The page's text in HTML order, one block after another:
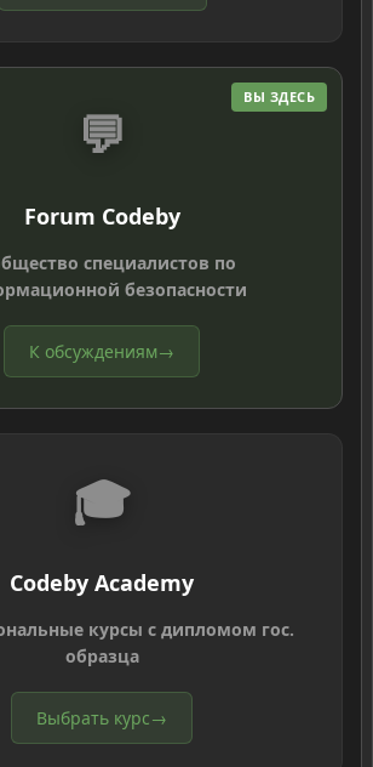
ВЫ ЗДЕСЬ
💬
Forum Codeby
специалистов по
безопасности
К обсуждениям→
🎓
Codeby Academy
курсы с дипломом гос.
образца
Выбрать курс→